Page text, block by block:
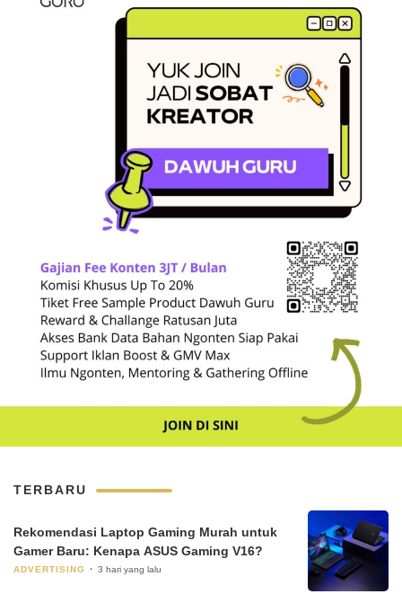
TERBARU
Rekomendasi Laptop Gaming Murah untuk
Gamer Baru: Kenapa ASUS Gaming V16?
ADVERTISING 3 hari yang lalu